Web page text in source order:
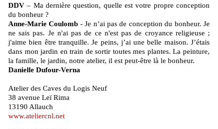
DDV – Ma dernière question, quelle est votre propre conception
du bonheur ?
Anne-Marie Coulomb - Je n’ai pas de conception du bonheur. Je
ne sais pas. Je n'ai pas de ce n'est pas de croyance religieuse ;
j'aime bien être tranquille. Je peins, j’ai une belle maison. J’étais
dans mon jardin en train de sortir toutes mes plantes. La peinture,
la famille, le jardin, notre atelier, il est peut-être là le bonheur.
Danielle Dufour-Verna
Atelier des Caves du Logis Neuf
38 avenue Leï Rima
13190 Allauch
www.ateliercnl.net